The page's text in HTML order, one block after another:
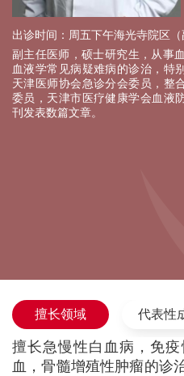
出诊时间：周五下午海光寺院区（
副主任医师，硕士研究生，从事
血液学常见病疑难病的诊治，特
天津医师协会急诊分会委员，整
委员，天津市医疗健康学会血液
刊发表数篇文章。
擅长领域 代表性
擅长急慢性白血病，免
血，骨髓增殖性肿瘤的诊